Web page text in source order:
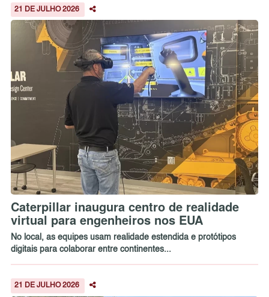
21 DE JULHO 2026
Caterpillar inaugura centro de realidade
virtual para engenheiros nos EUA
No local, as equipes usam realidade estendida e protótipos
digitais para colaborar entre continentes...
21 DE JULHO 2026